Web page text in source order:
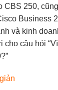
CBS 250,
Business
và kinh
cho câu hỏi